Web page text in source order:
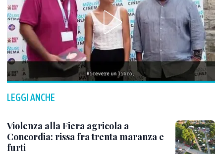
LEGGI ANCHE
Violenza alla Fiera agricola a
Concordia: rissa fra trenta maranza e
furti